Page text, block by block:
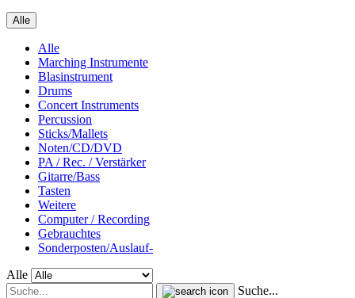
Alle
Alle
Marching Instrumente
Blasinstrument
Drums
Concert Instruments
Percussion
Sticks/Mallets
Noten/CD/DVD
PA / Rec. / Verstärker
Gitarre/Bass
Tasten
Weitere
Computer / Recording
Gebrauchtes
Sonderposten/Auslauf-
Alle
Suche...